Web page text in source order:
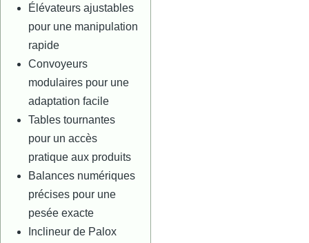
Élévateurs ajustables
pour une manipulation
rapide
Convoyeurs
modulaires pour une
adaptation facile
Tables tournantes
pour un accès
pratique aux produits
Balances numériques
précises pour une
pesée exacte
Inclineur de Palox